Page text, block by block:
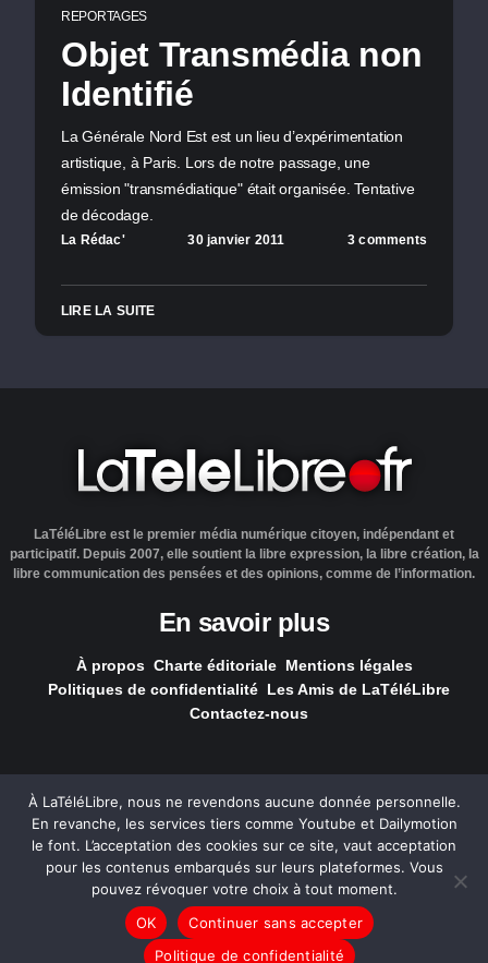
REPORTAGES
Objet Transmédia non
Identifié
La Générale Nord Est est un lieu d’expérimentation
artistique, à Paris. Lors de notre passage, une
émission "transmédiatique" était organisée. Tentative
de décodage.
La Rédac' 30 janvier 2011 3 comments
LIRE LA SUITE
LaTéléLibre est le premier média numérique citoyen, indépendant et
participatif. Depuis 2007, elle soutient la libre expression, la libre création, la
libre communication des pensées et des opinions, comme de l’information.
En savoir plus
À propos Charte éditoriale Mentions légales
Politiques de confidentialité Les Amis de LaTéléLibre
Contactez-nous
LaTéléLibre.fr, ce site a été réalisé par l'agenceNOUS, Ouvert,
Utile & Simple
— Tous les contenus, sauf exception signalée, sont
sous licence Creative Commons .
À LaTéléLibre, nous ne revendons aucune donnée personnelle.
En revanche, les services tiers comme Youtube et Dailymotion
le font. L’acceptation des cookies sur ce site, vaut acceptation
pour les contenus embarqués sur leurs plateformes. Vous
pouvez révoquer votre choix à tout moment.
OK
Continuer sans accepter
Politique de confidentialité